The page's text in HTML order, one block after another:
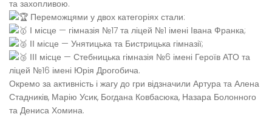
та захопливою.
Переможцями у двох категоріях стали:
І місце — гімназія №17 та ліцей №1 імені Івана Франка;
ІІ місце — Унятицька та Бистрицька гімназії;
ІІІ місце — Стебницька гімназія №6 імені Героїв АТО та
ліцей №16 імені Юрія Дрогобича.
Окремо за активність і жагу до гри відзначили Артура та Алена
Стадників, Марію Усик, Богдана Ковбасюка, Назара Болонного
та Дениса Хомина.